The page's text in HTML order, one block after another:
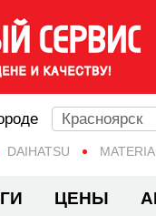
DAIHATSU MATERIA
Красноярск
ЦЕНЫ